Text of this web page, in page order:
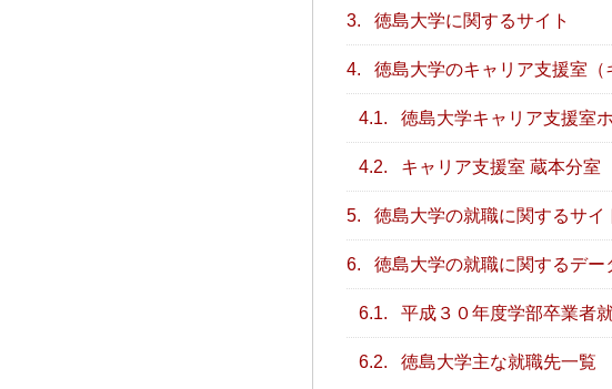
3. 徳島大学に関するサイト
4. 徳島大学のキャリア支援室（
4.1. 徳島大学キャリア支援室
4.2. キャリア支援室 蔵本分室
5. 徳島大学の就職に関するサイ
6. 徳島大学の就職に関するデー
6.1. 平成３０年度学部卒業者
6.2. 徳島大学主な就職先一覧